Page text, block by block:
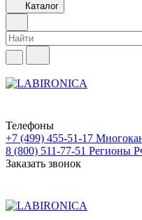
Каталог
Телефоны
+7 (499) 455-51-17
8 (800) 511-77-51 Регионы
Заказать звонок